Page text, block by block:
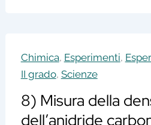
Chimica, Esperimenti,
II grado, Scienze
8) Misura della
dell’anidride